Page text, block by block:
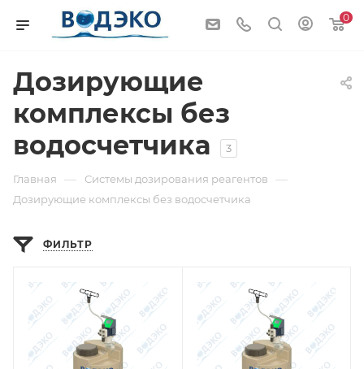
0
Дозирующие
комплексы без
водосчетчика
3
Главная — Системы дозирования реагентов —
Дозирующие комплексы без водосчетчика
ФИЛЬТР